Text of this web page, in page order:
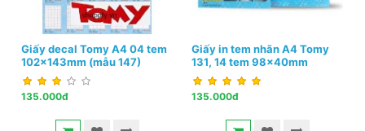
Giấy decal Tomy A4 04 tem
102x143mm (mẫu 147)
135.000đ
Giấy in tem nhãn A4 Tomy
131, 14 tem 98x40mm
135.000đ